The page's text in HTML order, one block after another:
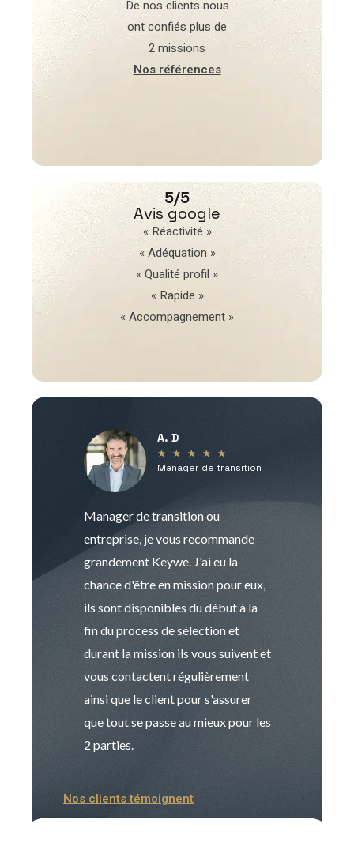
De nos clients nous
ont confiés plus de
2 missions
Nos références
5/5
Avis google
« Réactivité »
« Adéquation »
« Qualité profil »
« Rapide »
« Accompagnement »
A. D
★ ★ ★ ★ ★
Manager de transition
Manager de transition ou
entreprise, je vous recommande
grandement Keywe. J'ai eu la
chance d'être en mission pour eux,
ils sont disponibles du début à la
fin du process de sélection et
durant la mission ils vous suivent et
vous contactent régulièrement
ainsi que le client pour s'assurer
que tout se passe au mieux pour les
2 parties.
Nos clients témoignent